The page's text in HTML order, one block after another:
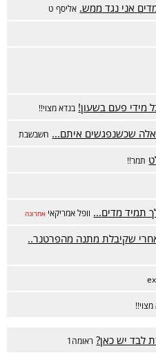
אני נגד ממש. אליסף ט
מידי פעם בשעון! בנדא מצוי!!
שכשנפגשים איתם... חשבשבת
תמר!!
תמיד מדים... וופל אמריקאי אחרונה
שקיבלת מתנה מהפרטנר..
לבד יש כאן? ראומה1